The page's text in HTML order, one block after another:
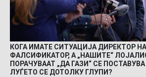
КОГА ИМАТЕ СИТУАЦИЈА ДИРЕКТОР
ФАЛСИФИКАТОР, А „НАШИТЕ“
ПОРАЧУВААТ „ДА ГАЗИ“ СЕ
ЛУЃЕТО СЕ ДОТОЛКУ ГЛУПИ?